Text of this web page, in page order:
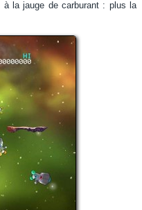
la jauge de carburant : plus la